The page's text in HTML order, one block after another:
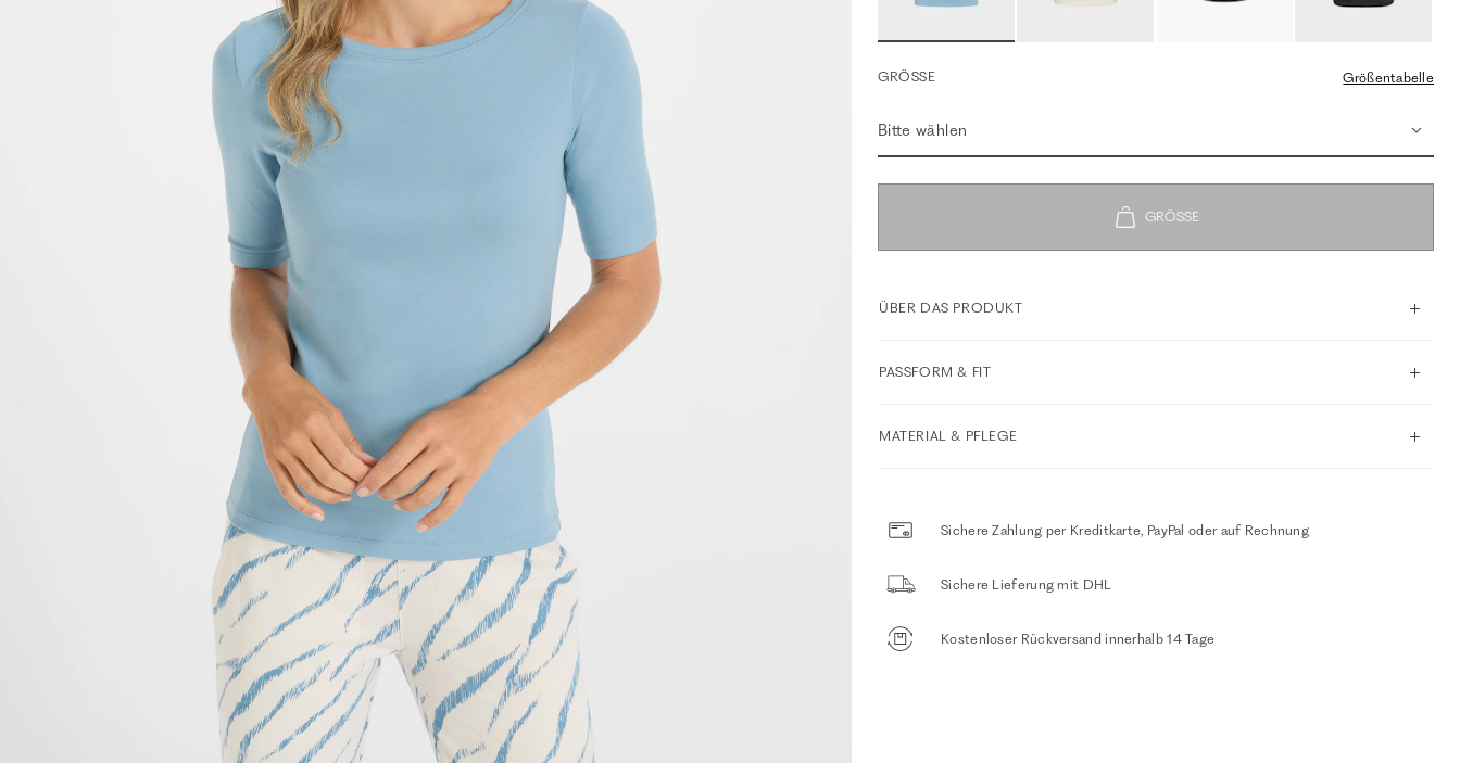
GRÖSSE Größentabelle
Bitte wählen
ÜBER DAS PRODUKT
PASSFORM & FIT
MATERIAL & PFLEGE
Sichere Zahlung per Kreditkarte, PayPal oder auf Rechnung
Sichere Lieferung mit DHL
Kostenloser Rückversand innerhalb 14 Tage